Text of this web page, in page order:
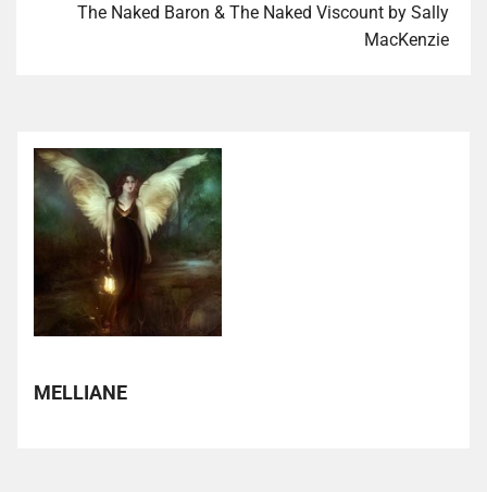
The Naked Baron & The Naked Viscount by Sally
MacKenzie
MELLIANE